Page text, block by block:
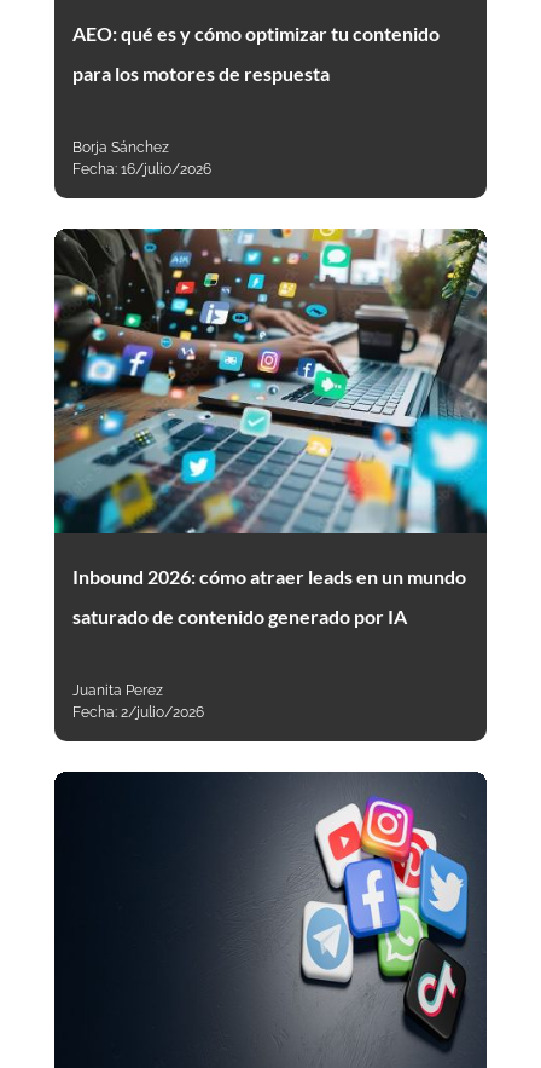
AEO: qué es y cómo optimizar tu contenido
para los motores de respuesta
Borja Sánchez
Fecha: 16/julio/2026
Inbound 2026: cómo atraer leads en un mundo
saturado de contenido generado por IA
Juanita Perez
Fecha: 2/julio/2026